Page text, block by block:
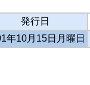
発行日
年10月15日月曜日